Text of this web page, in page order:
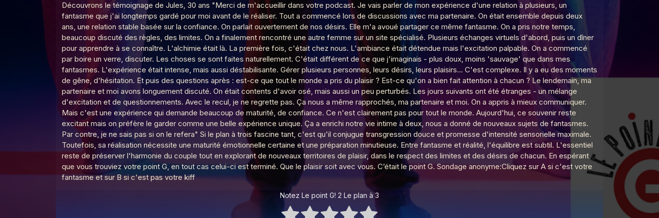
Le Poing G Le Point G! La laliophilie
Le Poing G Le Point G! 2 La sidérodromophilie
Le Poing G Le Point G! La soceraphilie
Le Poing G Le Point G! 2 La forniphilie
Le Poing G Le Point G! 2 L’autoscopophilie
Découvrons le témoignage de Jules, 30 ans "Merci de m'accueillir dans votre podcast. Je vais parler de mon expérience d'une relation à plusieurs, un
fantasme que j'ai longtemps gardé pour moi avant de le réaliser. Tout a commencé lors de discussions avec ma partenaire. On était ensemble depuis deux
ans, une relation stable basée sur la confiance. On parlait ouvertement de nos désirs. Elle m'a avoué partager ce même fantasme. On a pris notre temps,
beaucoup discuté des règles, des limites. On a finalement rencontré une autre femme sur un site spécialisé. Plusieurs échanges virtuels d'abord, puis un dîner
pour apprendre à se connaître. L'alchimie était là. La première fois, c'était chez nous. L'ambiance était détendue mais l'excitation palpable. On a commencé
par boire un verre, discuter. Les choses se sont faites naturellement. C'était différent de ce que j'imaginais - plus doux, moins 'sauvage' que dans mes
fantasmes. L'expérience était intense, mais aussi déstabilisante. Gérer plusieurs personnes, leurs désirs, leurs plaisirs... C'est complexe. Il y a eu des moments
de gêne, d'hésitation. Et puis des questions après : est-ce que tout le monde a pris du plaisir ? Est-ce qu'on a bien fait attention à chacun ? Le lendemain, ma
partenaire et moi avons longuement discuté. On était contents d'avoir osé, mais aussi un peu perturbés. Les jours suivants ont été étranges - un mélange
d'excitation et de questionnements. Avec le recul, je ne regrette pas. Ça nous a même rapprochés, ma partenaire et moi. On a appris à mieux communiquer.
Mais c'est une expérience qui demande beaucoup de maturité, de confiance. Ce n'est clairement pas pour tout le monde. Aujourd'hui, ce souvenir reste
excitant mais on préfère le garder comme une belle expérience unique. Ça a enrichi notre vie intime à deux, nous a donné de nouveaux sujets de fantasmes.
Par contre, je ne sais pas si on le refera" Si le plan à trois fascine tant, c'est qu'il conjugue transgression douce et promesse d'intensité sensorielle maximale.
Toutefois, sa réalisation nécessite une maturité émotionnelle certaine et une préparation minutieuse. Entre fantasme et réalité, l'équilibre est subtil. L'essentiel
reste de préserver l'harmonie du couple tout en explorant de nouveaux territoires de plaisir, dans le respect des limites et des désirs de chacun. En espérant
que vous trouviez votre point G, en tout cas celui-ci est terminé. Que le plaisir soit avec vous. C’était le point G. Sondage anonyme:Cliquez sur A si c'est votre
fantasme et sur B si c'est pas votre kiff
Notez Le point G! 2 Le plan à 3